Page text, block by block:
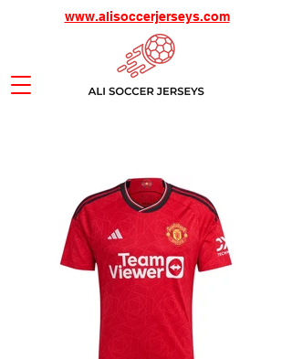
www.alisoccerjerseys.com